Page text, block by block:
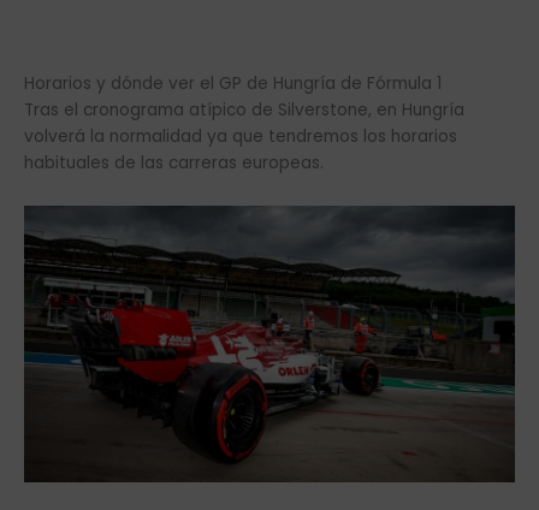
Horarios y dónde ver el GP de Hungría de Fórmula 1
Tras el cronograma atípico de Silverstone, en Hungría
volverá la normalidad ya que tendremos los horarios
habituales de las carreras europeas.